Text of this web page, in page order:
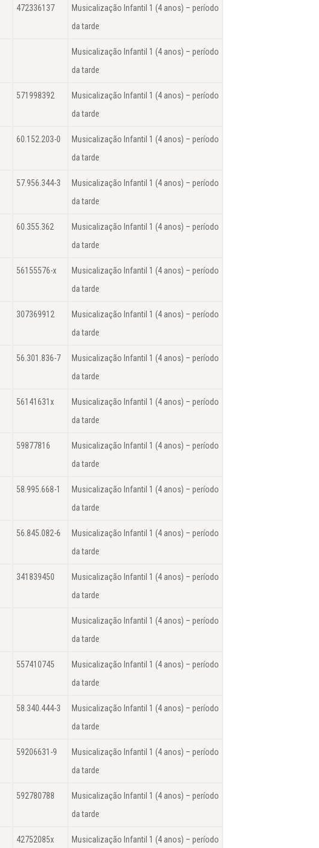
472336137
Musicalização Infantil 1 (4 anos) – período
da tarde
Musicalização Infantil 1 (4 anos) – período
da tarde
571998392
Musicalização Infantil 1 (4 anos) – período
da tarde
60.152.203-0
Musicalização Infantil 1 (4 anos) – período
da tarde
57.956.344-3
Musicalização Infantil 1 (4 anos) – período
da tarde
60.355.362
Musicalização Infantil 1 (4 anos) – período
da tarde
56155576-x
Musicalização Infantil 1 (4 anos) – período
da tarde
307369912
Musicalização Infantil 1 (4 anos) – período
da tarde
56.301.836-7
Musicalização Infantil 1 (4 anos) – período
da tarde
56141631x
Musicalização Infantil 1 (4 anos) – período
da tarde
59877816
Musicalização Infantil 1 (4 anos) – período
da tarde
58.995.668-1
Musicalização Infantil 1 (4 anos) – período
da tarde
56.845.082-6
Musicalização Infantil 1 (4 anos) – período
da tarde
341839450
Musicalização Infantil 1 (4 anos) – período
da tarde
Musicalização Infantil 1 (4 anos) – período
da tarde
557410745
Musicalização Infantil 1 (4 anos) – período
da tarde
58.340.444-3
Musicalização Infantil 1 (4 anos) – período
da tarde
59206631-9
Musicalização Infantil 1 (4 anos) – período
da tarde
592780788
Musicalização Infantil 1 (4 anos) – período
da tarde
42752085x Musicalização Infantil 1 (4 anos) – período